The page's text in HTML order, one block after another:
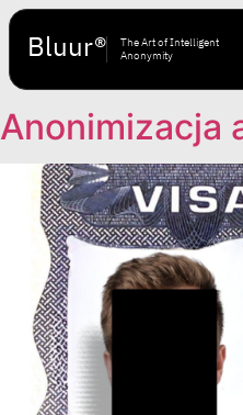
Bluur®
The Art of Intelligent
Anonymity
Anonimizacja